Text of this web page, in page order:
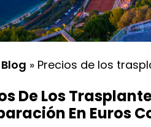
Blog » Precios de los
De Los
En Euros